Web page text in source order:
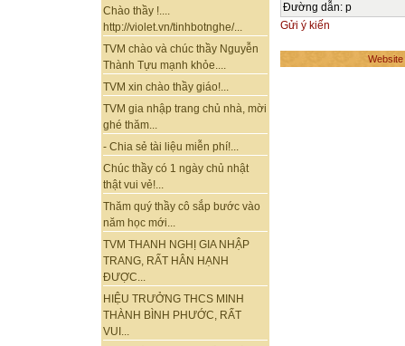
Chào thầy !....
http://violet.vn/tinhbotnghe/...
TVM chào và chúc thầy Nguyễn
Thành Tựu mạnh khỏe....
TVM xin chào thầy giáo!...
TVM gia nhập trang chủ nhà, mời
ghé thăm...
- Chia sẻ tài liệu miễn phí!...
Chúc thầy có 1 ngày chủ nhật
thật vui vẻ!...
Thăm quý thầy cô sắp bước vào
năm học mới...
TVM THANH NGHỊ GIA NHẬP
TRANG, RẤT HÂN HẠNH
ĐƯỢC...
HIỆU TRƯỞNG THCS MINH
THÀNH BÌNH PHƯỚC, RẤT
VUI...
Đường dẫn: p
Gửi ý kiến